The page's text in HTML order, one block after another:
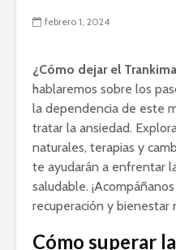
febrero 1, 2024
¿Cómo dejar el
hablaremos sobre los
la dependencia de este
tratar la ansiedad.
naturales, terapias y
te ayudarán a enfrentar
saludable.
recuperación y bienestar
Cómo superar